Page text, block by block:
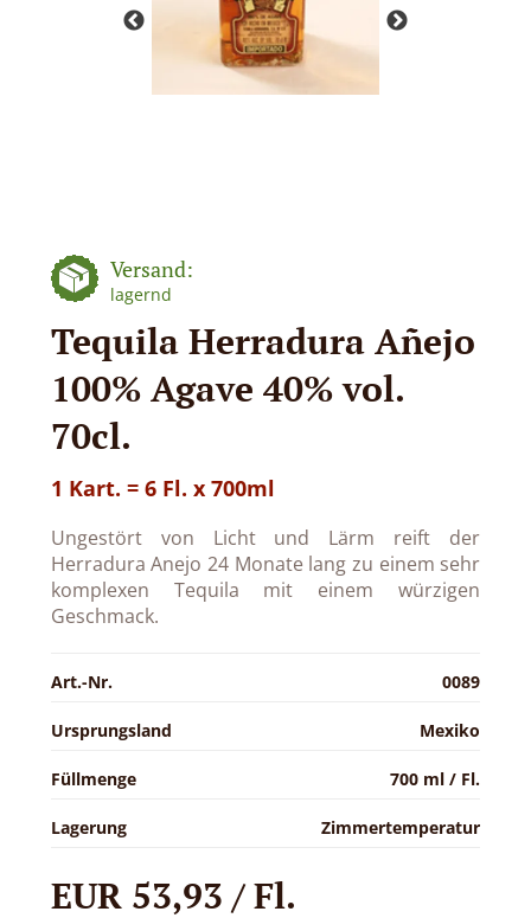
Versand:
lagernd
Tequila Herradura Añejo
100% Agave 40% vol.
70cl.
1 Kart. = 6 Fl. x 700ml
Ungestört von Licht und Lärm reift der
Herradura Anejo 24 Monate lang zu einem sehr
komplexen Tequila mit einem würzigen
Geschmack.
Art.-Nr. 0089
Ursprungsland Mexiko
Füllmenge 700 ml / Fl.
Lagerung Zimmertemperatur
EUR 53,93 / Fl.